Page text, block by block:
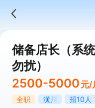
储备店长（系
勿扰）
2500-5000 元/
全职 潢川
招10人